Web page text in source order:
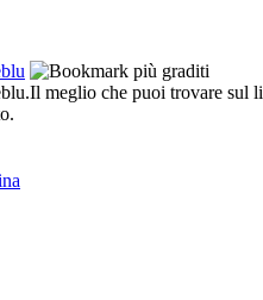
meglio che puoi trovare sul